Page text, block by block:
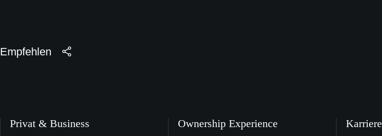
Empfehlen
Privat & Business Ownership Experience Karriere